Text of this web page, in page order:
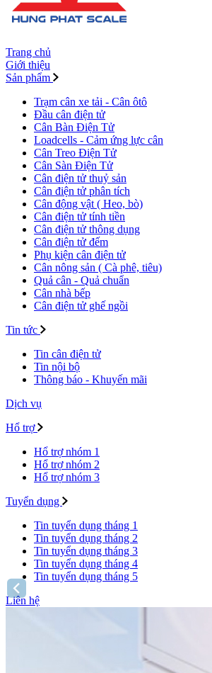
Trang chủ
Giới thiệu
Sản phẩm
Trạm cân xe tải - Cân ôtô
Đầu cân điện tử
Cân Bàn Điện Tử
Loadcells - Cảm ứng lực cân
Cân Treo Điện Tử
Cân Sàn Điện Tử
Cân điện tử thuỷ sản
Cân điện tử phân tích
Cân động vật ( Heo, bò)
Cân điện tử tính tiền
Cân điện tử thông dụng
Cân điện tử đếm
Phụ kiện cân điện tử
Cân nông sản ( Cà phê, tiêu)
Quả cân - Quả chuẩn
Cân nhà bếp
Cân điện tử ghế ngồi
Tin tức
Tin cân điện tử
Tin nội bộ
Thông báo - Khuyến mãi
Dịch vụ
Hổ trợ
Hổ trợ nhóm 1
Hổ trợ nhóm 2
Hổ trợ nhóm 3
Tuyển dụng
Tin tuyển dụng tháng 1
Tin tuyển dụng tháng 2
Tin tuyển dụng tháng 3
Tin tuyển dụng tháng 4
Tin tuyển dụng tháng 5
Liên hệ